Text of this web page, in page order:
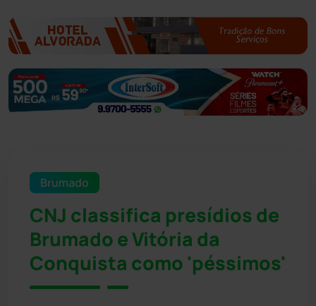
Brumado
CNJ classifica presídios de
Brumado e Vitória da
Conquista como 'péssimos'